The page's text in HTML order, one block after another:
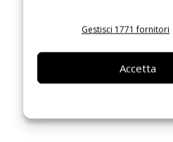
Gestisci 1771 fornitori
Accetta